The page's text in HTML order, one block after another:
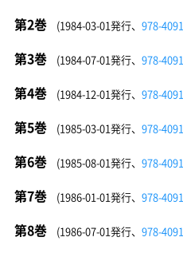
第2巻 (1984-03-01発行、 978-
第3巻 (1984-07-01発行、 978-
第4巻 (1984-12-01発行、 978-
第5巻 (1985-03-01発行、 978-
第6巻 (1985-08-01発行、 978-
第7巻 (1986-01-01発行、 978-
第8巻 (1986-07-01発行、 978-